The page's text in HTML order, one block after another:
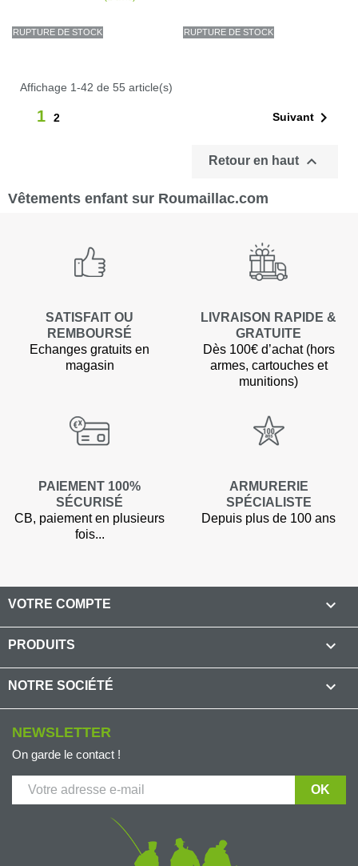
RUPTURE DE STOCK RUPTURE DE STOCK
Affichage 1-42 de 55 article(s)
1 2 Suivant 
Retour en haut 
Vêtements enfant sur Roumaillac.com
SATISFAIT OU
REMBOURSÉ
Echanges gratuits en
magasin
LIVRAISON RAPIDE &
GRATUITE
Dès 100€ d’achat (hors
armes, cartouches et
munitions)
PAIEMENT 100%
SÉCURISÉ
CB, paiement en plusieurs
fois...
ARMURERIE
SPÉCIALISTE
Depuis plus de 100 ans
VOTRE COMPTE 
PRODUITS 
NOTRE SOCIÉTÉ 
NEWSLETTER
On garde le contact !